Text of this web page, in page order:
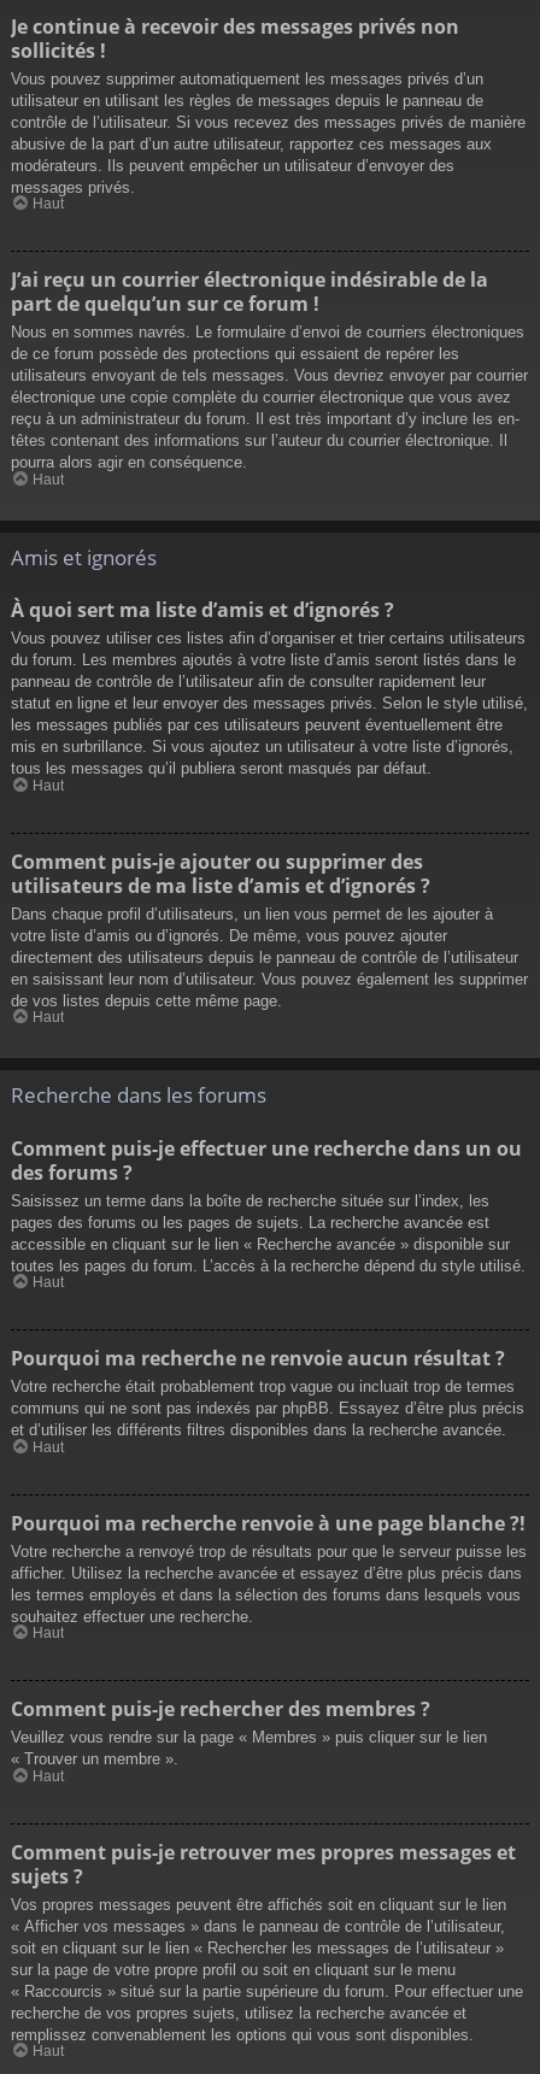
Je continue à recevoir des messages privés non
sollicités !
Vous pouvez supprimer automatiquement les messages privés d’un
utilisateur en utilisant les règles de messages depuis le panneau de
contrôle de l’utilisateur. Si vous recevez des messages privés de manière
abusive de la part d’un autre utilisateur, rapportez ces messages aux
modérateurs. Ils peuvent empêcher un utilisateur d’envoyer des
messages privés.
Haut
J’ai reçu un courrier électronique indésirable de la
part de quelqu’un sur ce forum !
Nous en sommes navrés. Le formulaire d’envoi de courriers électroniques
de ce forum possède des protections qui essaient de repérer les
utilisateurs envoyant de tels messages. Vous devriez envoyer par courrier
électronique une copie complète du courrier électronique que vous avez
reçu à un administrateur du forum. Il est très important d’y inclure les en-
têtes contenant des informations sur l’auteur du courrier électronique. Il
pourra alors agir en conséquence.
Haut
Amis et ignorés
À quoi sert ma liste d’amis et d’ignorés ?
Vous pouvez utiliser ces listes afin d’organiser et trier certains utilisateurs
du forum. Les membres ajoutés à votre liste d’amis seront listés dans le
panneau de contrôle de l’utilisateur afin de consulter rapidement leur
statut en ligne et leur envoyer des messages privés. Selon le style utilisé,
les messages publiés par ces utilisateurs peuvent éventuellement être
mis en surbrillance. Si vous ajoutez un utilisateur à votre liste d’ignorés,
tous les messages qu’il publiera seront masqués par défaut.
Haut
Comment puis-je ajouter ou supprimer des
utilisateurs de ma liste d’amis et d’ignorés ?
Dans chaque profil d’utilisateurs, un lien vous permet de les ajouter à
votre liste d’amis ou d’ignorés. De même, vous pouvez ajouter
directement des utilisateurs depuis le panneau de contrôle de l’utilisateur
en saisissant leur nom d’utilisateur. Vous pouvez également les supprimer
de vos listes depuis cette même page.
Haut
Recherche dans les forums
Comment puis-je effectuer une recherche dans un ou
des forums ?
Saisissez un terme dans la boîte de recherche située sur l’index, les
pages des forums ou les pages de sujets. La recherche avancée est
accessible en cliquant sur le lien « Recherche avancée » disponible sur
toutes les pages du forum. L’accès à la recherche dépend du style utilisé.
Haut
Pourquoi ma recherche ne renvoie aucun résultat ?
Votre recherche était probablement trop vague ou incluait trop de termes
communs qui ne sont pas indexés par phpBB. Essayez d’être plus précis
et d’utiliser les différents filtres disponibles dans la recherche avancée.
Haut
Pourquoi ma recherche renvoie à une page blanche ?!
Votre recherche a renvoyé trop de résultats pour que le serveur puisse les
afficher. Utilisez la recherche avancée et essayez d’être plus précis dans
les termes employés et dans la sélection des forums dans lesquels vous
souhaitez effectuer une recherche.
Haut
Comment puis-je rechercher des membres ?
Veuillez vous rendre sur la page « Membres » puis cliquer sur le lien
« Trouver un membre ».
Haut
Comment puis-je retrouver mes propres messages et
sujets ?
Vos propres messages peuvent être affichés soit en cliquant sur le lien
« Afficher vos messages » dans le panneau de contrôle de l’utilisateur,
soit en cliquant sur le lien « Rechercher les messages de l’utilisateur »
sur la page de votre propre profil ou soit en cliquant sur le menu
« Raccourcis » situé sur la partie supérieure du forum. Pour effectuer une
recherche de vos propres sujets, utilisez la recherche avancée et
remplissez convenablement les options qui vous sont disponibles.
Haut